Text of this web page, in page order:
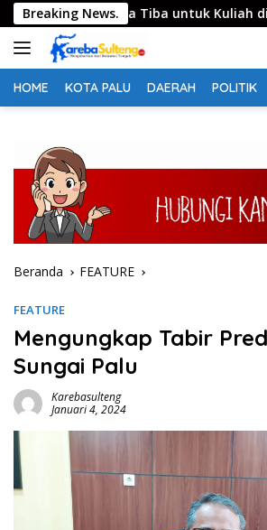
Langsung
ke
konten
Breaking News.
Tiba untuk Kuliah di UIN
HOME KOTA PALU DAERAH POLITIK
Beranda FEATURE
FEATURE
Mengungkap Tabir
Sungai Palu
Karebasulteng
Januari 4, 2024